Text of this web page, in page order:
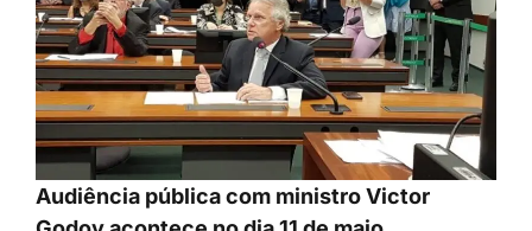
Audiência pública com ministro Victor